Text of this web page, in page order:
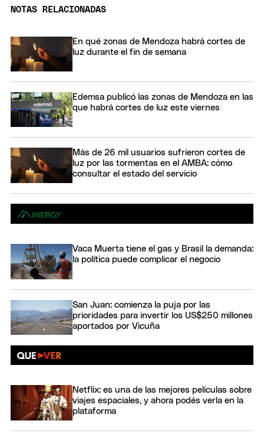
NOTAS RELACIONADAS
En qué zonas de Mendoza habrá cortes de
luz durante el fin de semana
Edemsa publicó las zonas de Mendoza en las
que habrá cortes de luz este viernes
Más de 26 mil usuarios sufrieron cortes de
luz por las tormentas en el AMBA: cómo
consultar el estado del servicio
Vaca Muerta tiene el gas y Brasil la demanda:
la política puede complicar el negocio
San Juan: comienza la puja por las
prioridades para invertir los US$250 millones
aportados por Vicuña
Netflix: es una de las mejores películas sobre
viajes espaciales, y ahora podés verla en la
plataforma